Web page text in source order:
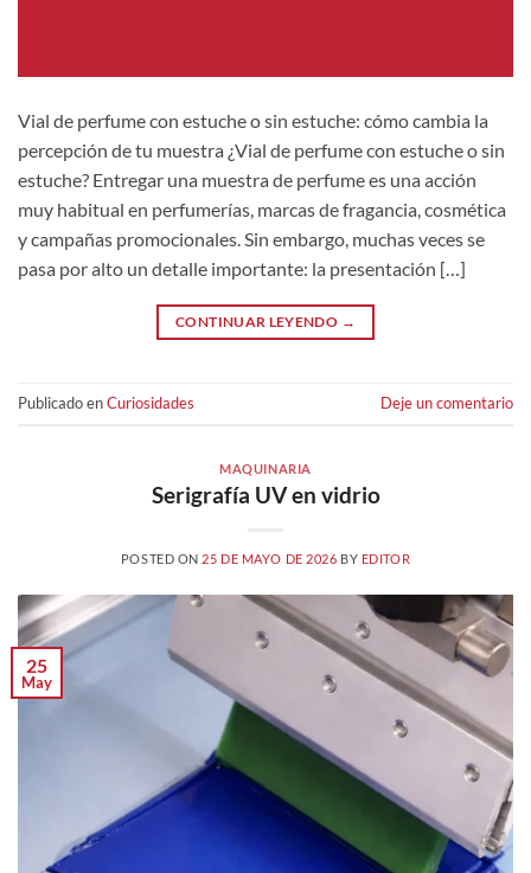
Vial de perfume con estuche o sin estuche: cómo cambia la
percepción de tu muestra ¿Vial de perfume con estuche o sin
estuche? Entregar una muestra de perfume es una acción
muy habitual en perfumerías, marcas de fragancia, cosmética
y campañas promocionales. Sin embargo, muchas veces se
pasa por alto un detalle importante: la presentación […]
CONTINUAR LEYENDO →
Publicado enCuriosidades Deje un comentario
MAQUINARIA
Serigrafía UV en vidrio
POSTED ON 25 DE MAYO DE 2026 BY EDITOR
25
May